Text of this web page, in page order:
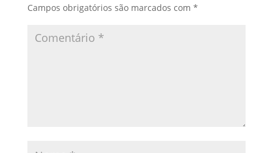
Campos obrigatórios são marcados com *